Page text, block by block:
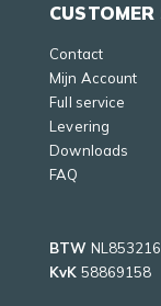
CUSTOMER
Contact
Mijn Account
Full service
Levering
Downloads
FAQ
BTW
KvK 58869158